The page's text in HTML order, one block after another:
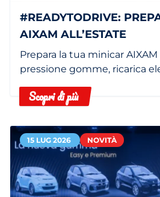
#READYTODRIVE:
AIXAM ALL’ESTATE
Prepara la tua minicar AIXAM
pressione gomme, ricarica
Scopri di più
15 LUG 2026 NOVITÀ